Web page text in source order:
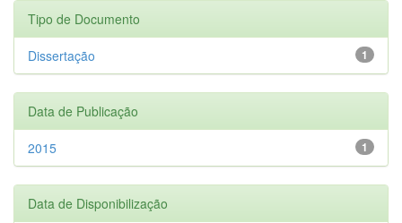
Tipo de Documento
1
Dissertação
Data de Publicação
1
2015
Data de Disponibilização